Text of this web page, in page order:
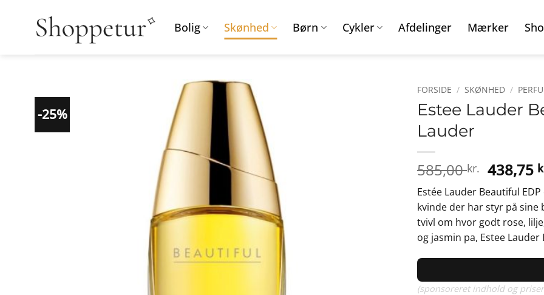
Bolig Skønhed Børn Cykler Afdelinger Mærker
-25%
FORSIDE / SKØNHED /
Estee Lauder
Lauder
585,00kr. Den
pris
var:
585,00
438,75
Estée Lauder Beautiful
kvinde der har styr på sine
tvivl om hvor godt rose,
og jasmin pa, Estee Lauder
(sponsoreret indhold og